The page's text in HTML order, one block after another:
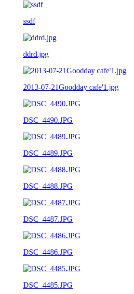
ssdf
ddrd.jpg
2013-07-21Goodday cafe'1.jpg
DSC_4490.JPG
DSC_4489.JPG
DSC_4488.JPG
DSC_4487.JPG
DSC_4486.JPG
DSC_4485.JPG